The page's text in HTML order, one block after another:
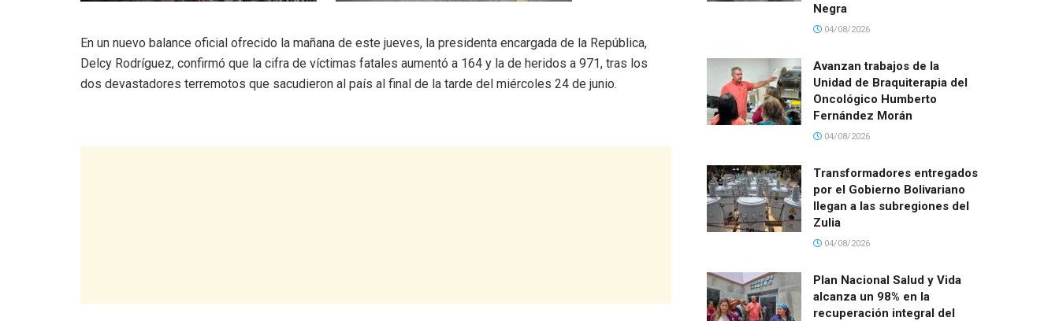
En un nuevo balance oficial ofrecido la mañana de este jueves, la presidenta encargada de la República,
Delcy Rodríguez, confirmó que la cifra de víctimas fatales aumentó a 164 y la de heridos a 971, tras los
dos devastadores terremotos que sacudieron al país al final de la tarde del miércoles 24 de junio.
Negra
04/08/2026
Avanzan trabajos de la
Unidad de Braquiterapia del
Oncológico Humberto
Fernández Morán
04/08/2026
Transformadores entregados
por el Gobierno Bolivariano
llegan a las subregiones del
Zulia
04/08/2026
Plan Nacional Salud y Vida
alcanza un 98% en la
recuperación integral del